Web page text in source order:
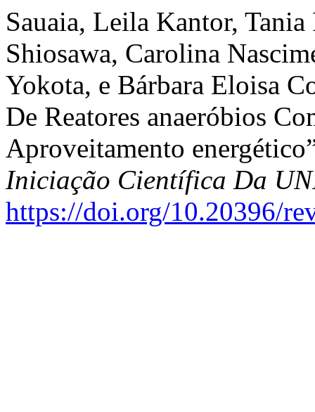
Sauaia, Leila Kantor,
Shiosawa, Carolina
Yokota, e Bárbara Eloisa
De Reatores anaeróbios
Aproveitamento
Iniciação Científica Da
https://doi.org/10.20396/